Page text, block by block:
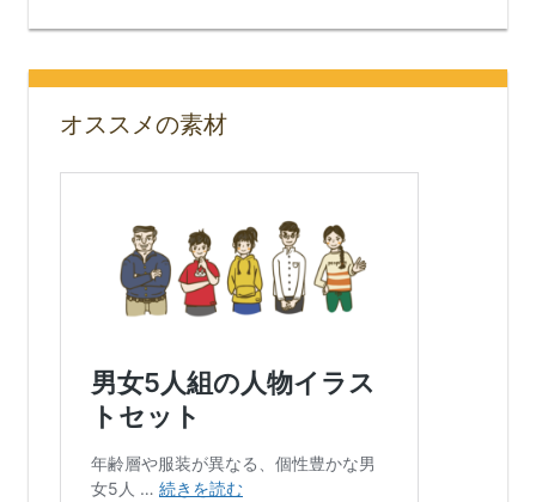
オススメの素材